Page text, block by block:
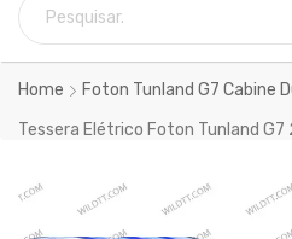
Home Foton Tunland G7 Cabine
Tessera Elétrico Foton Tunland